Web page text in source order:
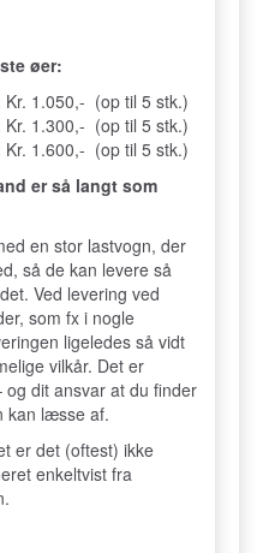
øer:
1.050,- (op til 5 stk.)
1.300,- (op til 5 stk.)
1.600,- (op til 5 stk.)
er så langt som
en stor lastvogn, der
så de kan levere så
Ved levering ved
som fx i nogle
ligeledes så vidt
vilkår. Det er
dit ansvar at du finder
kan læsse af.
er det (oftest) ikke
enkeltvist fra